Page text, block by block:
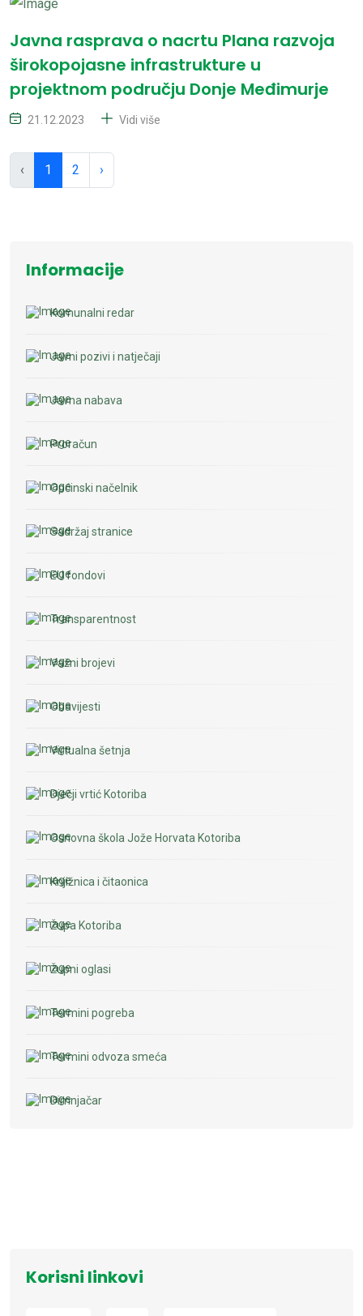
Javna rasprava o nacrtu Plana razvoja
širokopojasne infrastrukture u
projektnom području Donje Međimurje
21.12.2023 Vidi više
‹ 1 2 ›
Informacije
Komunalni redar
Javni pozivi i natječaji
Javna nabava
Proračun
Općinski načelnik
Sadržaj stranice
EU fondovi
Transparentnost
Važni brojevi
Obavijesti
Virtualna šetnja
Dječji vrtić Kotoriba
Osnovna škola Jože Horvata Kotoriba
Knjižnica i čitaonica
Župa Kotoriba
Župni oglasi
Termini pogreba
Termini odvoza smeća
Dimnjačar
Korisni linkovi